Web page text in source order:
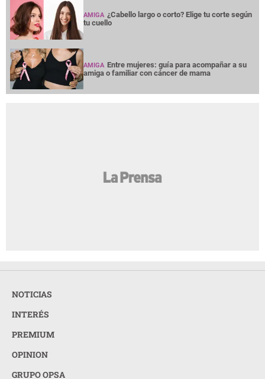
AMIGA ¿Cabello largo o corto? Elige tu corte según
tu cuello
AMIGA Entre mujeres: guía para acompañar a su
amiga o familiar con cáncer de mama
NOTICIAS
INTERÉS
PREMIUM
OPINION
GRUPO OPSA